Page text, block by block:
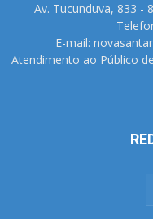
Av. Tucunduva, 833 -
E-mail:
Atendimento ao Público